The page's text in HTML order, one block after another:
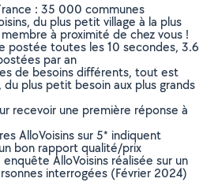
: 35 000 communes
du plus petit village à la plus
à proximité de chez vous !
postée toutes les 10 secondes, 3.6
par an
de besoins différents, tout est
du plus petit besoin aux plus grands
recevoir une première réponse à
AlloVoisins sur 5* indiquent
bon rapport qualité/prix
enquête AlloVoisins réalisée sur un
interrogées (Février 2024)